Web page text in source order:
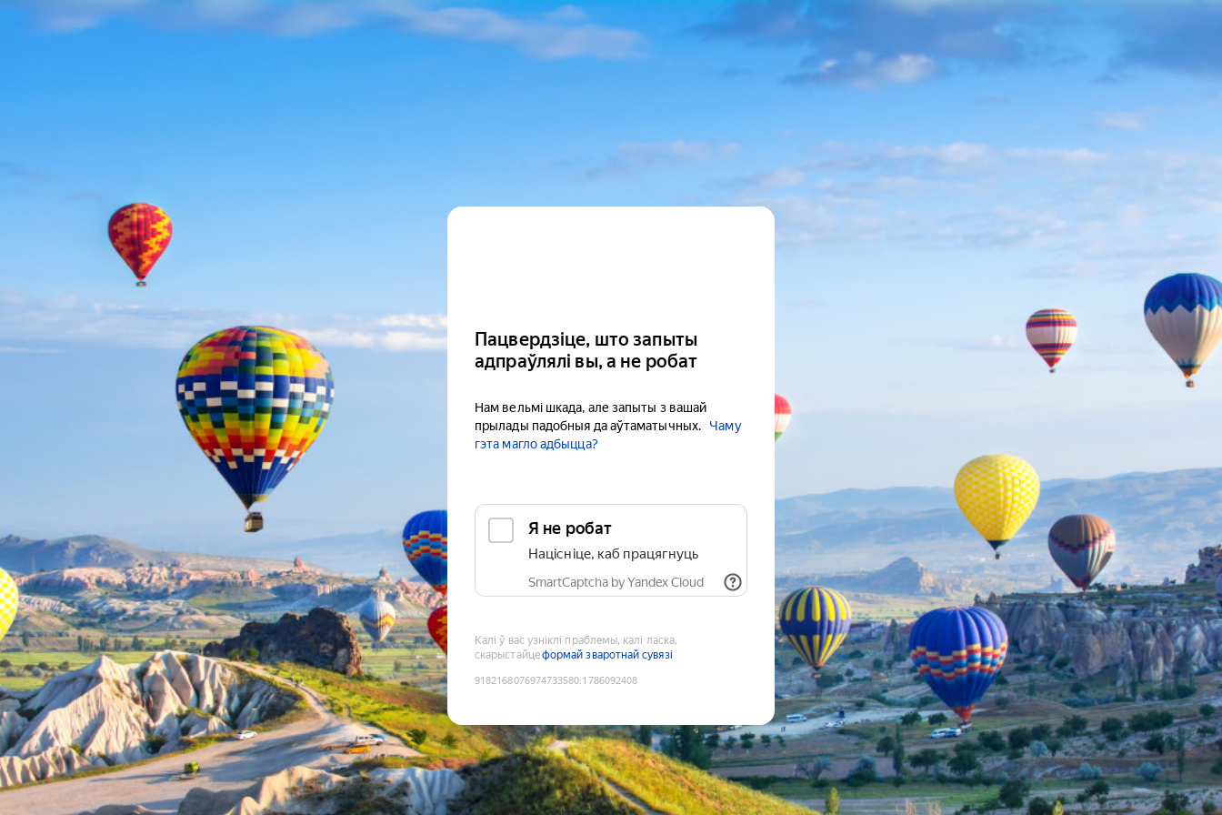
Пацвердзіце, што запыты
адпраўлялі вы, а не робат
Нам вельмі шкада, але запыты з вашай
прылады падобныя да аўтаматычных.
Чаму
гэта магло адбыцца?
Я не робат
Націсніце, каб працягнуць
SmartCaptcha by Yandex Cloud
Калі ў вас узніклі праблемы, калі ласка,
скарыстайцеформай зваротнай сувязі
9182168076974733580:1786092408